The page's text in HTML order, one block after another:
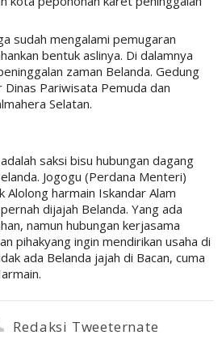
sudah mengalami pemugaran
bentuk aslinya. Di dalamnya
zaman Belanda. Gedung
Pariwisata Pemuda dan
Selatan.
saksi bisu hubungan dagang
Jogogu (Perdana Menteri)
Alolong harmain Iskandar Alam
dijajah Belanda. Yang ada
namun hubungan kerjasama
pihakyang ingin mendirikan usaha di
ada Belanda jajah di Bacan, cuma
Redaksi Tweeternate